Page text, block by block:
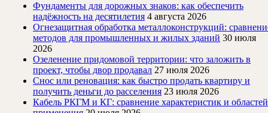
Фундаменты для дорожных знаков: как обеспечить
надёжность на десятилетия 4 августа 2026
Огнезащитная обработка металлоконструкций:
методов для промышленных и жилых зданий 30 июля
2026
Озеленение придомовой территории: что заложить в
проект, чтобы двор продавал 27 июля 2026
Снос или реновация: как быстро продать квартиру и
получить деньги до расселения 23 июля 2026
Кабель РКГМ и КГ: сравнение характеристик и областей